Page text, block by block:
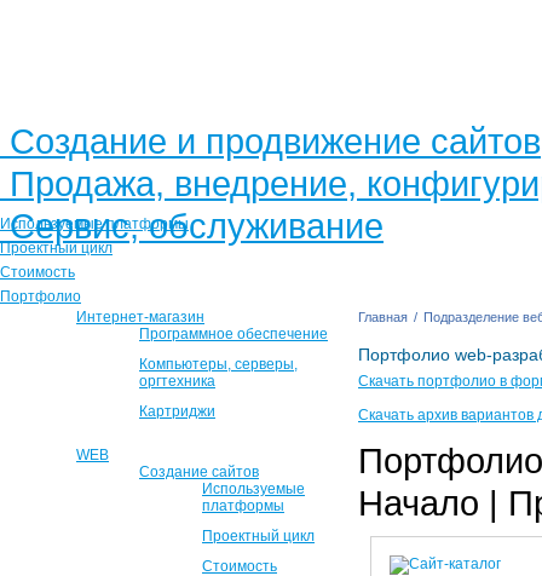
Создание и продвижение сайтов
Продажа, внедрение,
Сервис, обслуживание
Используемые платформы
Проектный цикл
Стоимость
Портфолио
Интернет-магазин
Программное обеспечение
Компьютеры, серверы,
оргтехника
Картриджи
WEB
Создание сайтов
Используемые
платформы
Проектный цикл
Стоимость
Главная / Подразделение
Портфолио web-
Скачать портфолио в
Скачать архив вариантов
Начало |